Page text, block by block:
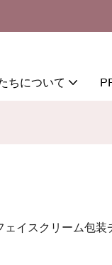
ちについて
イスクリーム包装